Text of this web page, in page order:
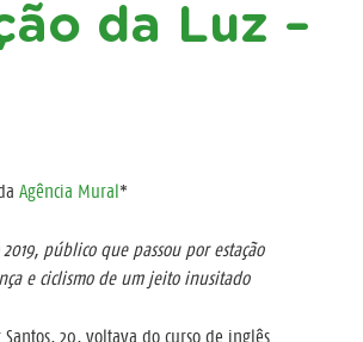
da Luz –
Agência Mural*
público que passou por estação
e ciclismo de um jeito inusitado
Santos, 20, voltava do curso de inglês